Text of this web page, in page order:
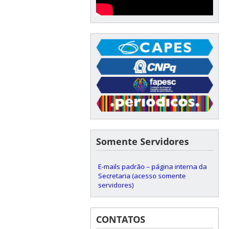
Somente Servidores
E-mails padrão – página interna da
Secretaria (acesso somente
servidores)
CONTATOS